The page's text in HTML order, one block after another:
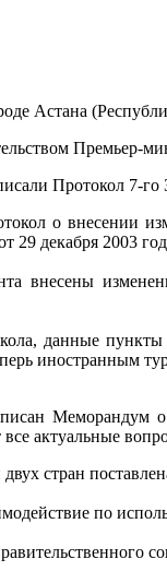
Астана
Премьер-
Протокол 7-го
о внесении
29 декабря 2003
внесены
данные
иностранным
Меморандум
актуальные
стран
по